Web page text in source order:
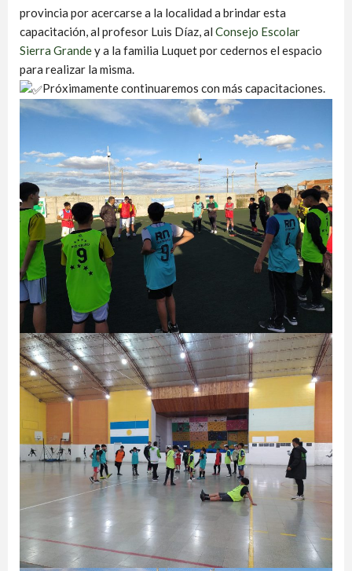
provincia por acercarse a la localidad a brindar esta
capacitación, al profesor Luis Díaz, al Consejo Escolar
Sierra Grandey a la familia Luquet por cedernos el espacio
para realizar la misma.
Próximamente continuaremos con más capacitaciones.